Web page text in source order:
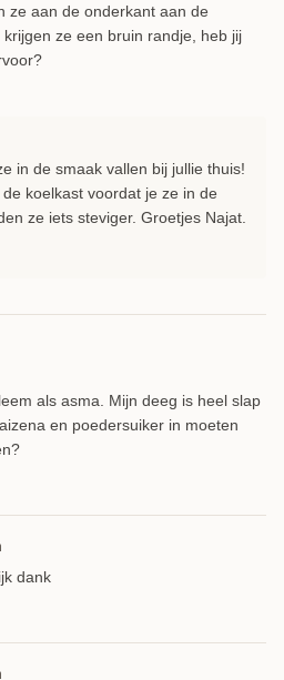
ze aan de onderkant aan de
ze een bruin randje, heb jij
in de smaak vallen bij jullie thuis!
koelkast voordat je ze in de
ze iets steviger. Groetjes Najat.
als asma. Mijn deeg is heel slap
en poedersuiker in moeten
dank